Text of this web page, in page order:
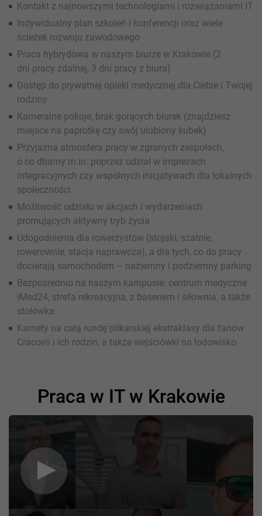
Kontakt z najnowszymi technologiami i rozwiązaniami IT
Indywidualny plan szkoleń i konferencji oraz wiele
ścieżek rozwoju zawodowego
Praca hybrydowa w naszym biurze w Krakowie (2
dni pracy zdalnej, 3 dni pracy z biura)
Dostęp do prywatnej opieki medycznej dla Ciebie i Twojej
rodziny
Kameralne pokoje, brak gorących biurek (znajdziesz
miejsce na paprotkę czy swój ulubiony kubek)
Przyjazna atmosfera pracy w zgranych zespołach,
o co dbamy m.in. poprzez udział w imprezach
integracyjnych czy wspólnych inicjatywach dla lokalnych
społeczności
Możliwość udziału w akcjach i wydarzeniach
promujących aktywny tryb życia
Udogodnienia dla rowerzystów (stojaki, szatnie,
rowerownie, stacja naprawcza), a dla tych, co do pracy
docierają samochodem – naziemny i podziemny parking
Bezpośrednio na naszym kampusie: centrum medyczne
iMed24, strefa rekreacyjna, z basenem i siłownia, a także
stołówka
Karnety na całą rundę piłkarskiej ekstraklasy dla fanów
Cracovii i ich rodzin, a także wejściówki na lodowisko
Praca w IT w Krakowie